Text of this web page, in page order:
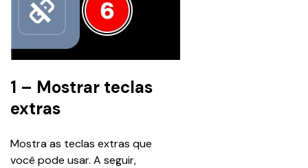
1 – Mostrar teclas
extras
Mostra as teclas extras que
você pode usar. A seguir,